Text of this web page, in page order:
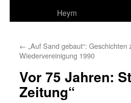
Heym
← „Auf Sand gebaut“: Geschichten
Wiedervereinigung 1990
Vor 75 Jahren:
Zeitung“